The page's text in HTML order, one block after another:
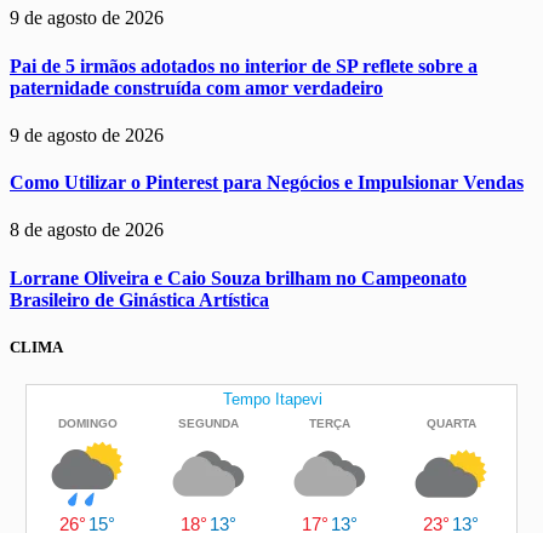
9 de agosto de 2026
Pai de 5 irmãos adotados no interior de SP reflete sobre a
paternidade construída com amor verdadeiro
9 de agosto de 2026
Como Utilizar o Pinterest para Negócios e Impulsionar Vendas
8 de agosto de 2026
Lorrane Oliveira e Caio Souza brilham no Campeonato
Brasileiro de Ginástica Artística
CLIMA